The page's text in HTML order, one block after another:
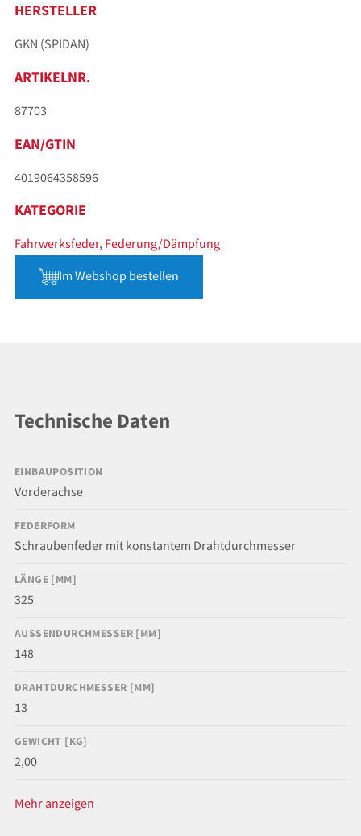
HERSTELLER
GKN (SPIDAN)
ARTIKELNR.
87703
EAN/GTIN
4019064358596
KATEGORIE
Fahrwerksfeder, Federung/Dämpfung
Im Webshop bestellen
Technische Daten
EINBAUPOSITION
Vorderachse
FEDERFORM
Schraubenfeder mit konstantem Drahtdurchmesser
LÄNGE [MM]
325
AUSSENDURCHMESSER [MM]
148
DRAHTDURCHMESSER [MM]
13
GEWICHT [KG]
2,00
Mehr anzeigen